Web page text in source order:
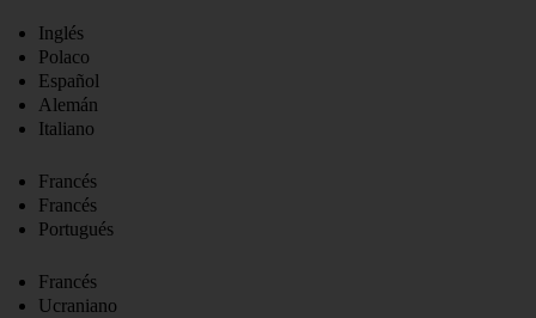
Inglés
Polaco
Español
Alemán
Italiano
Francés
Francés
Portugués
Francés
Ucraniano